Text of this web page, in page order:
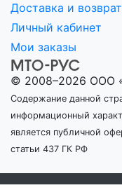
Доставка и возврат
Личный кабинет
Мои заказы
© 2008–2026 ООО
Содержание данной
информационный
является публичной
статьи 437 ГК РФ